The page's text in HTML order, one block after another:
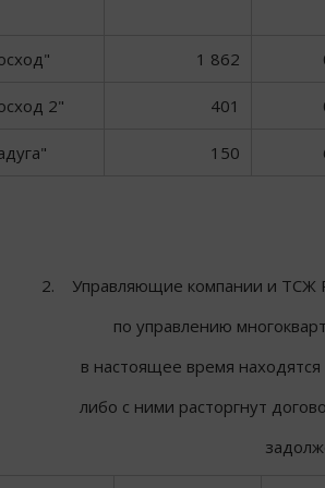
1 862
2" 401
150
2. Управляющие компании и ТСЖ
по управлению
в настоящее время
либо с ними расторгнут